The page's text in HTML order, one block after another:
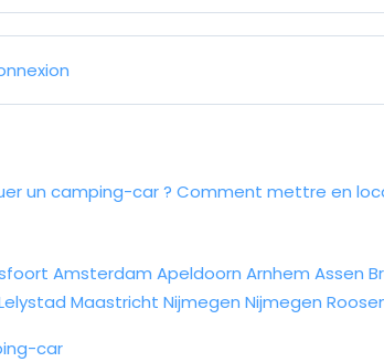
un camping-car ? Comment mettre en
Amsterdam Apeldoorn Arnhem Assen
Maastricht Nijmegen Nijmegen
car